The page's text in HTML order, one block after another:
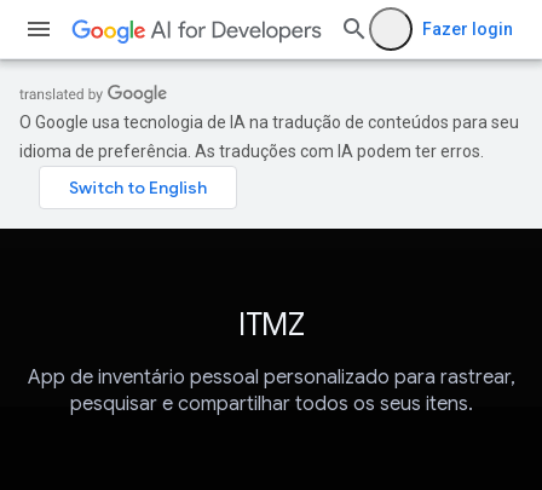
Fazer login
O Google usa tecnologia de IA na tradução de conteúdos para seu
idioma de preferência. As traduções com IA podem ter erros.
ITMZ
App de inventário pessoal personalizado para rastrear,
pesquisar e compartilhar todos os seus itens.